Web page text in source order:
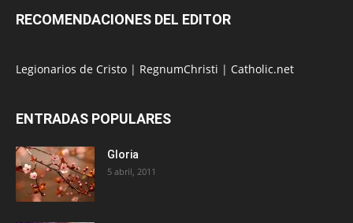
RECOMENDACIONES DEL EDITOR
Legionarios de Cristo | RegnumChristi | Catholic.net
ENTRADAS POPULARES
Gloria
5 abril, 2011